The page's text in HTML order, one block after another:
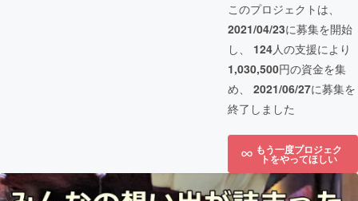
このプロジェクトは、
2021/04/23に募集を開始
し、 124人の支援により
1,030,500円の資金を集
め、 2021/06/27に募集を
終了しました
もう一度プロジェク
トをやってほしい